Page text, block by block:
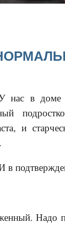
нас в доме
и
в
Надо